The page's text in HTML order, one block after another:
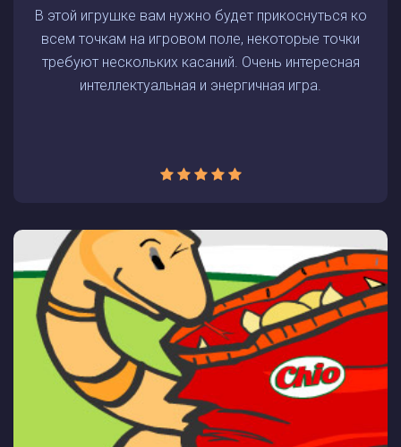
В этой игрушке вам нужно будет прикоснуться ко
всем точкам на игровом поле, некоторые точки
требуют нескольких касаний. Очень интересная
интеллектуальная и энергичная игра.